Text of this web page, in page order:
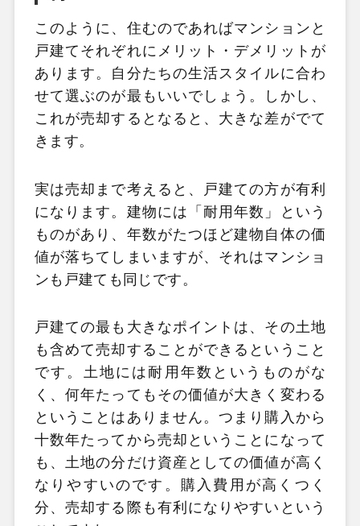
このように、住むのであればマンションと
戸建てそれぞれにメリット・デメリットが
あります。自分たちの生活スタイルに合わ
せて選ぶのが最もいいでしょう。しかし、
これが売却するとなると、大きな差がでて
きます。
実は売却まで考えると、戸建ての方が有利
になります。建物には「耐用年数」という
ものがあり、年数がたつほど建物自体の価
値が落ちてしまいますが、それはマンショ
ンも戸建ても同じです。
戸建ての最も大きなポイントは、その土地
も含めて売却することができるということ
です。土地には耐用年数というものがな
く、何年たってもその価値が大きく変わる
ということはありません。つまり購入から
十数年たってから売却ということになって
も、土地の分だけ資産としての価値が高く
なりやすいのです。購入費用が高くつく
分、売却する際も有利になりやすいという